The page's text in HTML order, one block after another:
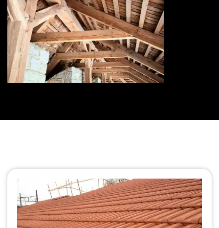
Traitement de charpente 73
Savoie